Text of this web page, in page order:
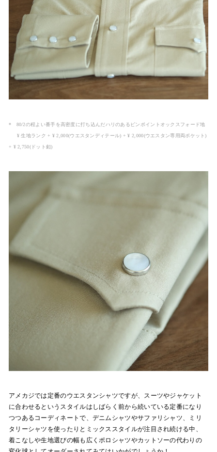
* 80/2の程よい番手を高密度に打ち込んだハリのあるピンポイントオックスフォード地
¥ 生地ランク + ¥ 2,000(ウエスタンディテール) + ¥ 2,000(ウエスタン専用両ポケット)
+ ¥ 2,750(ドット釦)
アメカジでは定番のウエスタンシャツですが、スーツやジャケット
に合わせるというスタイルはしばらく前から続いている定番になり
つつあるコーディネートで、デニムシャツやサファリシャツ、ミリ
タリーシャツを使ったりとミックススタイルが注目され続ける中、
着こなしや生地選びの幅も広くポロシャツやカットソーの代わりの